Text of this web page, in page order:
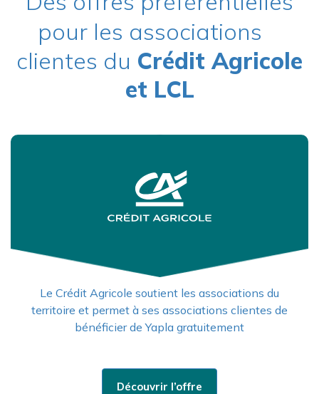
pour les associations
clientes du Crédit Agricole
et LCL
Le Crédit Agricole soutient les associations du
territoire et permet à ses associations clientes de
bénéficier de Yapla gratuitement
Découvrir l’offre